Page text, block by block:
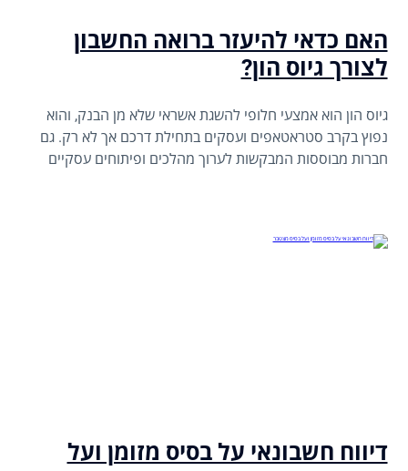
האם כדאי להיעזר ברואה החשבון
לצורך גיוס הון?
גיוס הון הוא אמצעי חלופי להשגת אשראי שלא מן הבנק, והוא
נפוץ בקרב סטראטאפים ועסקים בתחילת דרכם אך לא רק. גם
חברות מבוססות המבקשות לערוך מהלכים ופיתוחים עסקיים
דיווח חשבונאי על בסיס מזומן ועל